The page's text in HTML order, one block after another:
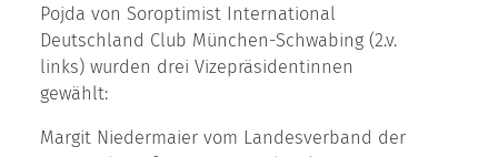
Pojda von Soroptimist International
Deutschland Club München-Schwabing (2.v.
links) wurden drei Vizepräsidentinnen
gewählt:
Margit Niedermaier vom Landesverband der